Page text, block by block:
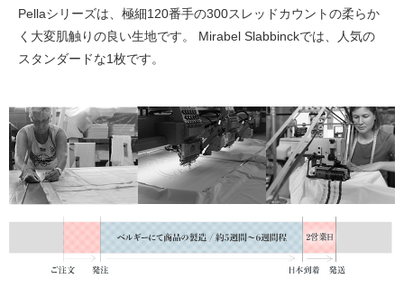
Pellaシリーズは、極細120番手の300スレッドカウントの柔らか
く大変肌触りの良い生地です。 Mirabel Slabbinckでは、人気の
スタンダードな1枚です。